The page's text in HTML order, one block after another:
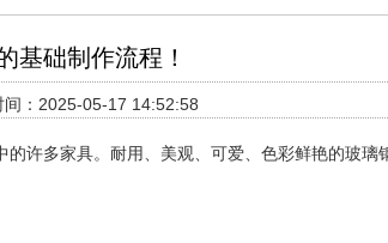
基础制作流程！
：2025-05-17 14:52:58
多家具。耐用、美观、可爱、色彩鲜艳的玻璃